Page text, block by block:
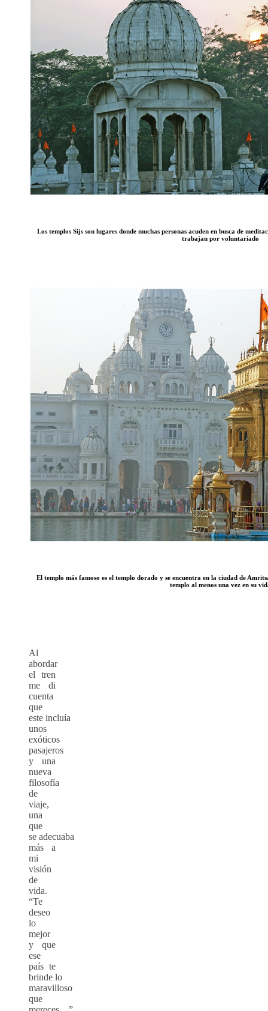
Los templos Sijs son lugares donde muchas personas acuden en busca de
trabajan por voluntariado
El templo más famoso es el templo dorado y se encuentra en la ciudad de
templo al menos una vez en su
Al
abordar
el tren
me di
cuenta
que
este incluía
unos
exóticos
pasajeros
y una
nueva
filosofía
de
viaje,
una
que
se adecuaba
más a
mi
visión
de
vida.
“Te
deseo
lo
mejor
y que
ese
país te
brinde lo
maravilloso
que